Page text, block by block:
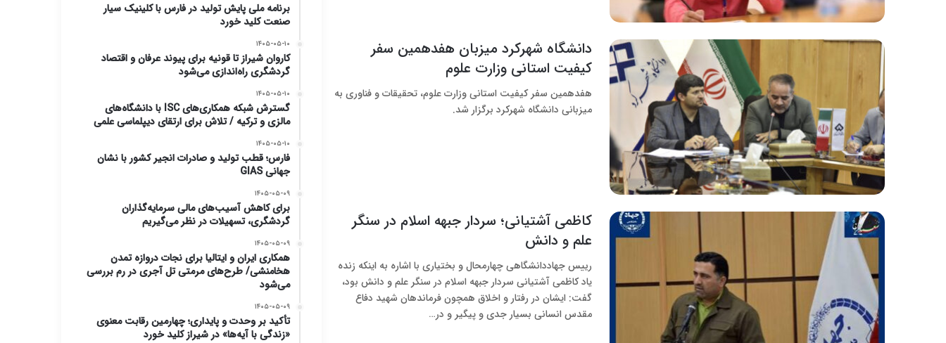
دانشگاه شهرکرد میزبان هفدهمین سفر
کیفیت استانی وزارت علوم
هفدهمین سفر کیفیت استانی وزارت علوم، تحقیقات و فناوری به
میزبانی دانشگاه شهرکرد برگزار شد.
کاظمی آشتیانی؛ سردار جبهه اسلام در سنگر
علم و دانش
رییس جهاددانشگاهی چهارمحال و بختیاری با اشاره به اینکه زنده
یاد کاظمی آشتیانی سردار جبهه اسلام در سنگر علم و دانش بود،
گفت: ایشان در رفتار و اخلاق همچون فرماندهان شهید دفاع
مقدس انسانی بسیار جدی و پیگیر و در…
برنامه ملی پایش تولید در فارس با کلینیک سیار
صنعت کلید خورد
۱۴۰۵-۰۵-۱۰
کاروان شیراز تا قونیه برای پیوند عرفان و اقتصاد
گردشگری راه‌اندازی می‌شود
۱۴۰۵-۰۵-۱۰
گسترش شبکه همکاری‌های ISC با دانشگاه‌های
مالزی و ترکیه / تلاش برای ارتقای دیپلماسی علمی
۱۴۰۵-۰۵-۱۰
فارس؛ قطب تولید و صادرات انجیر کشور با نشان
جهانی GIAS
۱۴۰۵-۰۵-۰۹
برای کاهش آسیب‌های مالی سرمایه‌گذاران
گردشگری، تسهیلات در نظر می‌گیریم
۱۴۰۵-۰۵-۰۹
همکاری ایران و ایتالیا برای نجات دروازه تمدن
هخامنشی/ طرح‌های مرمتی تل آجری در رم بررسی
می‌شود
۱۴۰۵-۰۵-۰۹
تأکید بر وحدت و پایداری؛ چهارمین رقابت معنوی
«زندگی با آیه‌ها» در شیراز کلید خورد